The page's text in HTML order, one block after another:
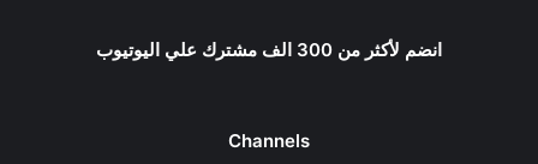
انضم لأكثر من 300 الف مشترك علي اليوتيوب
Channels